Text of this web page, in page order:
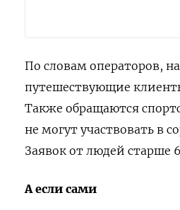
По словам операторов,
путешествующие
Также обращаются
не могут участвовать в
Заявок от людей старше
А если сами